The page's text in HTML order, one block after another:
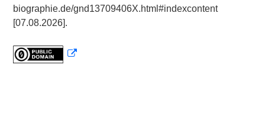
biographie.de/gnd13709406X.html#indexcontent
[07.08.2026].